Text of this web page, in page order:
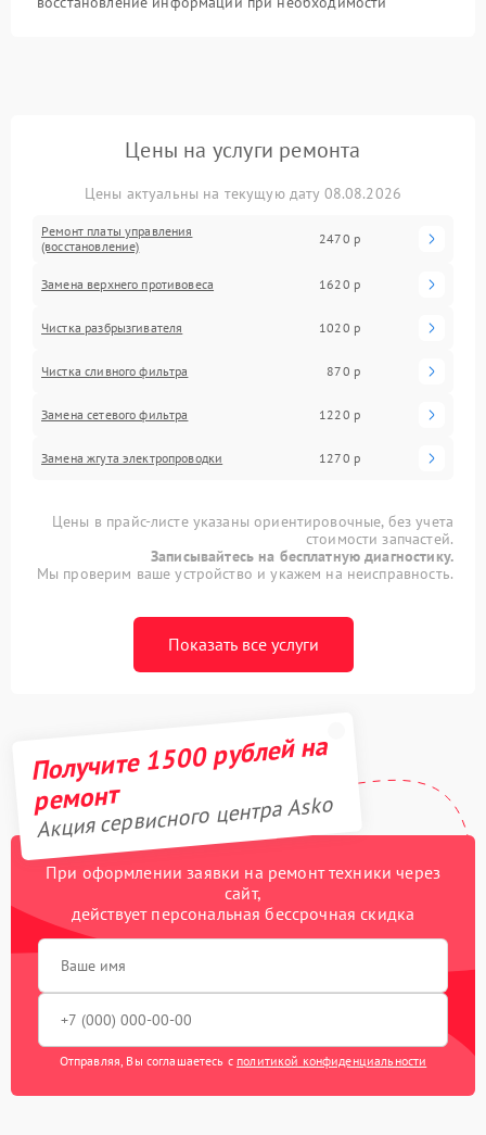
Цены на услуги ремонта
Цены актуальны на текущую дату 08.08.2026
Ремонт платы управления
(восстановление)
2470 р
Замена верхнего противовеса 1620 р
Чистка разбрызгивателя 1020 р
Чистка сливного фильтра 870 р
Замена сетевого фильтра 1220 р
Замена жгута электропроводки 1270 р
Цены в прайс-листе указаны ориентировочные, без учета
стоимости запчастей.
Записывайтесь на бесплатную диагностику.
Мы проверим ваше устройство и укажем на неисправность.
Показать все услуги
Получите 1500 рублей на
ремонт
Акция сервисного центра Asko
При оформлении заявки на ремонт техники через
сайт,
действует персональная бессрочная скидка
Отправляя, Вы соглашаетесь с политикой конфиденциальности